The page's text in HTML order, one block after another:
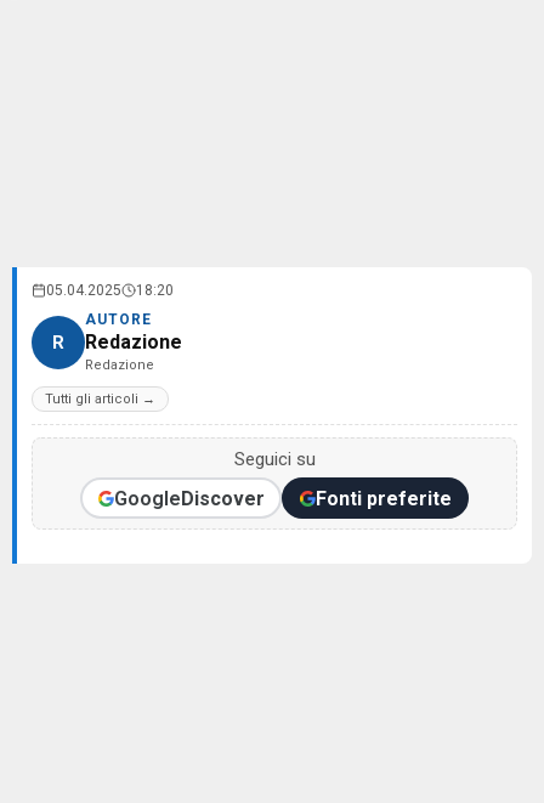
05.04.2025 18:20
R
AUTORE
Redazione
Redazione
Tutti gli articoli →
Seguici su
GoogleDiscover Fonti preferite